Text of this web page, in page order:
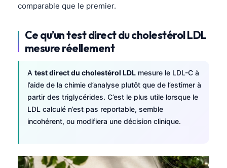
comparable que le premier.
Ce qu’un test direct du cholestérol LDL
mesure réellement
A test direct du cholestérol LDL mesure le LDL-C à
l’aide de la chimie d’analyse plutôt que de l’estimer à
partir des triglycérides. C’est le plus utile lorsque le
LDL calculé n’est pas reportable, semble
incohérent, ou modifiera une décision clinique.
Español
Ελληνικά
Türkçe
Română
简体中文
Български
Nederlands